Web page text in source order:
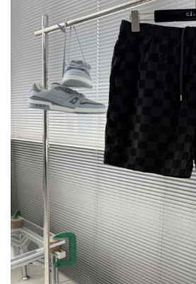
登
録
ダ
ー
管
知
ら
せ
yoyocopys@gmail.com
2026人気特集
バッグ
財布
時計
服
ズボン
衣装セット
靴
住まい用品
アクセサリー
ベルト
スカーフ
アイフォーンケ
ース
小物
最
当店は正真正銘のn級スーパーコピーの
2026春の新作続々更新中！期間中のご注
新作入荷！ルイ・ヴィトンスーパーコピ